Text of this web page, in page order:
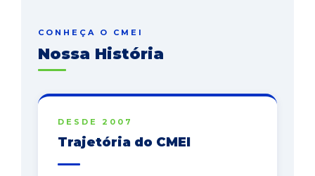
CONHEÇA O CMEI
Nossa História
DESDE 2007
Trajetória do CMEI